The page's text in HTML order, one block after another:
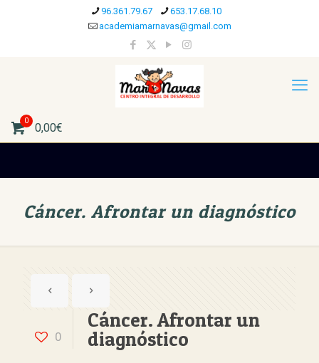
96.361.79.67
653.17.68.10
academiamarnavas@gmail.com
0
0,00€
Cáncer. Afrontar un diagnóstico
0
Cáncer. Afrontar un
diagnóstico